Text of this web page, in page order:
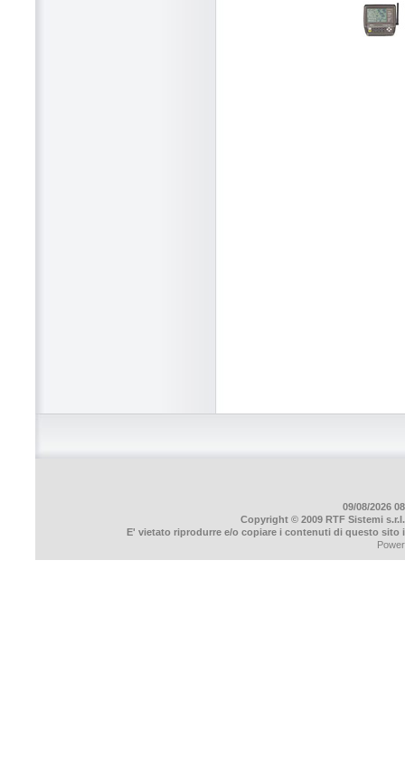
09/08/2026
Copyright © 2009 RTF Sistemi
E' vietato riprodurre e/o copiare i contenuti di questo